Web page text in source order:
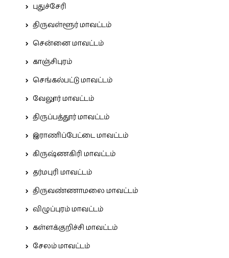
புதுச்சேரி
திருவள்ளூர் மாவட்டம்
சென்னை மாவட்டம்
காஞ்சிபுரம்
செங்கல்பட்டு மாவட்டம்
வேலூர் மாவட்டம்
திருப்பத்தூர் மாவட்டம்
இராணிப்பேட்டை மாவட்டம்
கிருஷ்ணகிரி மாவட்டம்
தர்மபுரி மாவட்டம்
திருவண்ணாமலை மாவட்டம்
விழுப்புரம் மாவட்டம்
கள்ளக்குறிச்சி மாவட்டம்
சேலம் மாவட்டம்